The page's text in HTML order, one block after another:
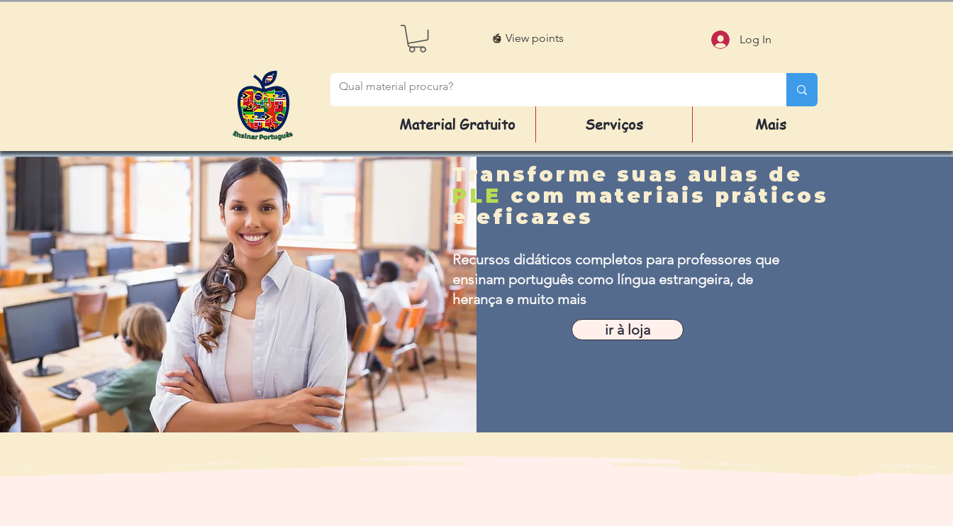
View points Log In
Material Gratuito Serviços Mais
Transforme suas aulas de
PLE com materiais práticos
e eficazes
Recursos didáticos completos para professores que
ensinam português como língua estrangeira, de
herança e muito mais
ir à loja